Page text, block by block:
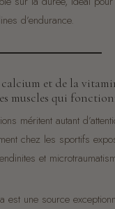
d’endurance.
et de la
muscles qui
méritent autant
chez les sportifs
et
est une source